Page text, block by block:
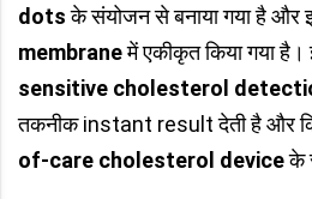
dotsके संयोजन से बनाया गया है और
membraneमें एकीकृत किया गया
sensitive cholesterol
तकनीक instant result देती है और
of-care cholesterol deviceके